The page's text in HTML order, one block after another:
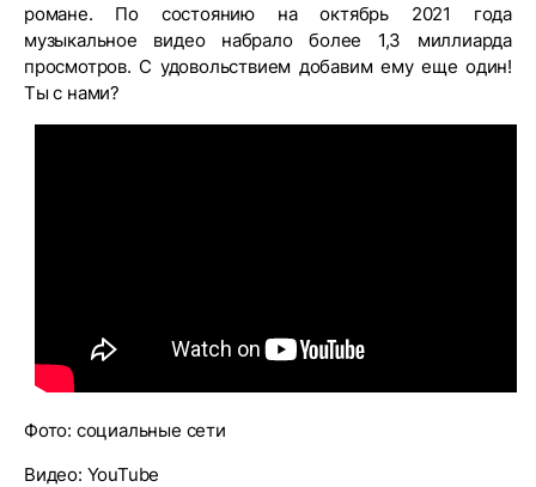
романе. По состоянию на октябрь 2021 года
музыкальное видео набрало более 1,3 миллиарда
просмотров. С удовольствием добавим ему еще один!
Ты с нами?
Фото: социальные сети
Видео: YouTube